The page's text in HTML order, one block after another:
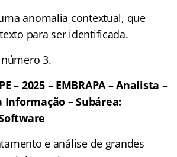
anomalia contextual, que
para ser identificada.
3.
– 2025 – EMBRAPA – Analista –
Informação – Subárea:
e análise de grandes